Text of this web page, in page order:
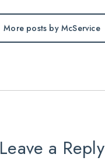
More posts by McService
Leave a Reply